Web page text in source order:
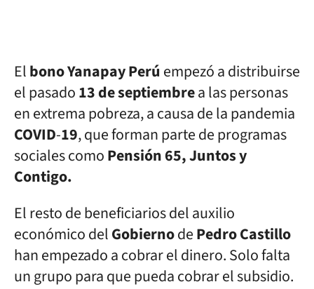
Elbono YanapayPerú empezó a distribuirse
el pasado13de septiembrea las personas
en extrema pobreza, a causa de la pandemia
COVID-19, que forman parte de programas
sociales comoPensión 65, Juntos y
Contigo.
El resto de beneficiarios del auxilio
económico delGobiernodePedroCastillo
han empezado a cobrar el dinero. Solo falta
un grupo para que pueda cobrar el subsidio.